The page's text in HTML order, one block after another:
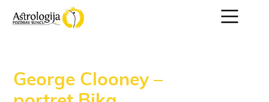
George Clooney –